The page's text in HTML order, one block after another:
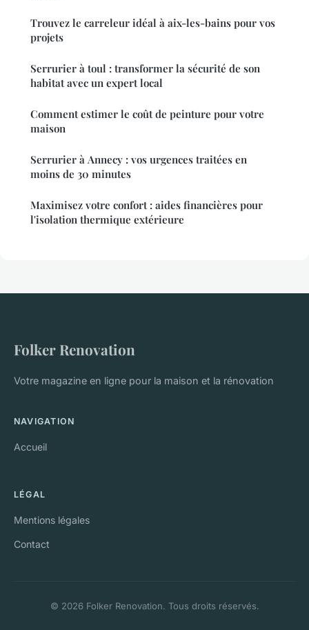
Trouvez le carreleur idéal à aix-les-bains pour vos
projets
Serrurier à toul : transformer la sécurité de son
habitat avec un expert local
Comment estimer le coût de peinture pour votre
maison
Serrurier à Annecy : vos urgences traitées en
moins de 30 minutes
Maximisez votre confort : aides financières pour
l'isolation thermique extérieure
Folker Renovation
Votre magazine en ligne pour la maison et la rénovation
NAVIGATION
Accueil
LÉGAL
Mentions légales
Contact
© 2026 Folker Renovation. Tous droits réservés.